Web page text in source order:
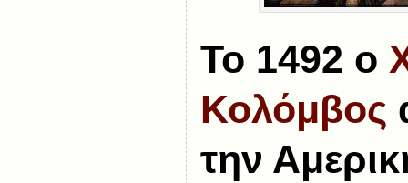
Το 1492 ο
Κολόμβος
την